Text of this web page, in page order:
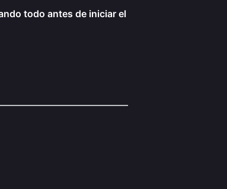
todo antes de iniciar el